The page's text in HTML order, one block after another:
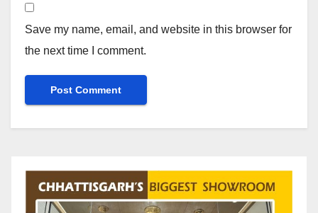
Save my name, email, and website in this browser for
the next time I comment.